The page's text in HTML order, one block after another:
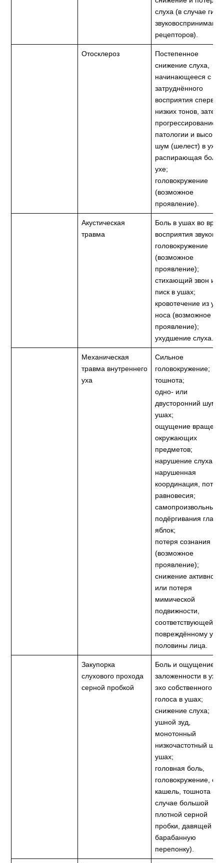
слуха (в случае
рецепторов).
Отосклероз
Постепенное
снижение слуха,
начинающееся с
затруднённого
восприятия сперва
низких тонов, затем
прогрессированием
патологии и
шум (шелест) в ухе;
распирающая боль
ухе;
головокружение
(возможное
проявление).
Акустическая
травма
Боль в ушах во
восприятия звуков;
головокружение
(возможное
проявление);
стихающий звон или
писк в ушах;
кровотечение из уха,
носа (возможное
проявление);
ухудшение слуха.
Механическая
травма внутреннего
уха
Сильное
головокружение;
тошнота;
одно- или
двусторонний шум в
ушах;
ощущение
окружающих
предметов;
нарушение слуха;
нарушенная
координация,
равновесия;
самопроизвольные
подёргивания
яблок;
потеря сознания
(возможное
проявление);
снижение
или потеря
мимической
подвижности,
соответствующей
повреждённому уху
половины лица.
Закупорка
слухового прохода
серной пробкой
Боль и ощущение
заложенности в ухе;
эхо собственного
голоса в ушах;
снижение слуха;
ушной зуд,
монотонный
низкочастотный
ушах;
головная боль,
головокружение,
кашель, тошнота (в
случае большой
плотной серной
пробки, давящей на
барабанную
перепонку).